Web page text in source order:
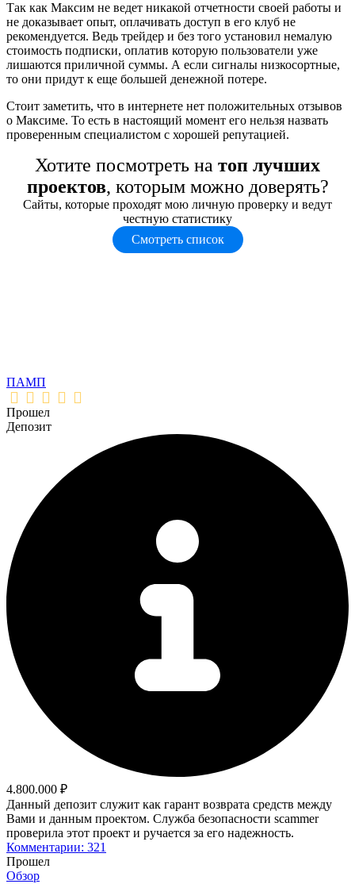
Так как Максим не ведет никакой отчетности своей работы и
не доказывает опыт, оплачивать доступ в его клуб не
рекомендуется. Ведь трейдер и без того установил немалую
стоимость подписки, оплатив которую пользователи уже
лишаются приличной суммы. А если сигналы низкосортные,
то они придут к еще большей денежной потере.
Стоит заметить, что в интернете нет положительных отзывов
о Максиме. То есть в настоящий момент его нельзя назвать
проверенным специалистом с хорошей репутацией.
Хотите посмотреть на топ лучших
проектов, которым можно доверять?
Сайты, которые проходят мою личную проверку и ведут
честную статистику
Смотреть список
ПАМП
Прошел
Депозит
4.800.000 ₽
Данный депозит служит как гарант возврата средств между
Вами и данным проектом. Служба безопасности scammer
проверила этот проект и ручается за его надежность.
Комментарии: 321
Прошел
Обзор